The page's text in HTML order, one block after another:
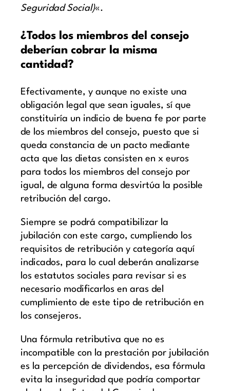
Seguridad Social)«.
¿Todos los miembros del consejo
deberían cobrar la misma
cantidad?
Efectivamente, y aunque no existe una
obligación legal que sean iguales, sí que
constituiría un indicio de buena fe por parte
de los miembros del consejo, puesto que si
queda constancia de un pacto mediante
acta que las dietas consisten en x euros
para todos los miembros del consejo por
igual, de alguna forma desvirtúa la posible
retribución del cargo.
Siempre se podrá compatibilizar la
jubilación con este cargo, cumpliendo los
requisitos de retribución y categoría aquí
indicados, para lo cual deberán analizarse
los estatutos sociales para revisar si es
necesario modificarlos en aras del
cumplimiento de este tipo de retribución en
los consejeros.
Una fórmula retributiva que no es
incompatible con la prestación por jubilación
es la percepción de dividendos, esa fórmula
evita la inseguridad que podría comportar